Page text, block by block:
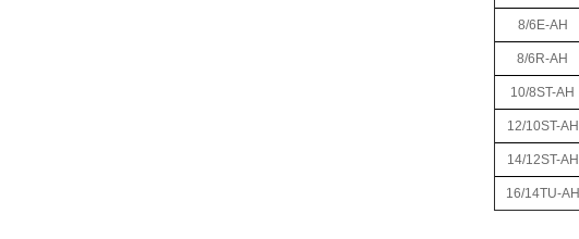
8/6E-AH
8/6R-AH
10/8ST-AH
12/10ST-AH
14/12ST-AH
16/14TU-AH